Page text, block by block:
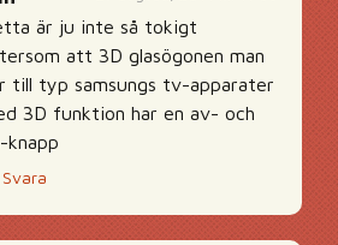
är ju inte så tokigt
att 3D glasögonen man
till typ samsungs tv-apparater
3D funktion har en av- och
knapp
Svara